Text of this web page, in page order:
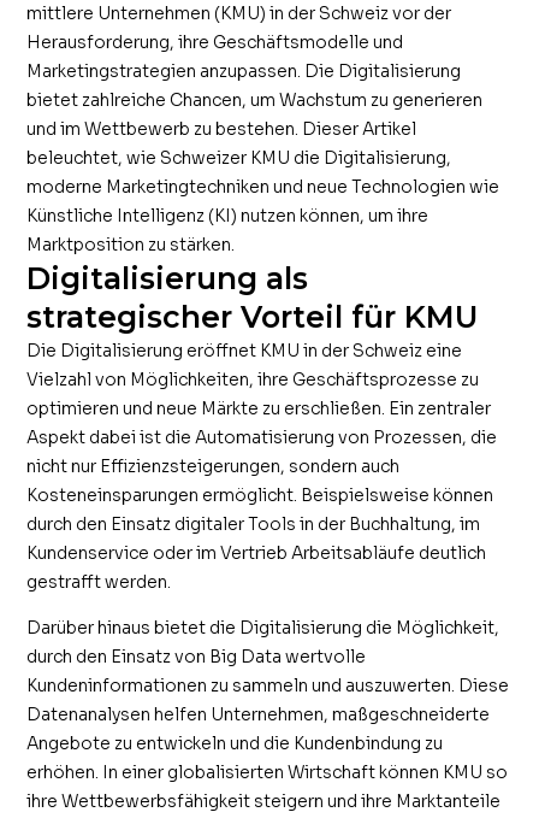
mittlere Unternehmen (KMU) in der Schweiz vor der
Herausforderung, ihre Geschäftsmodelle und
Marketingstrategien anzupassen. Die Digitalisierung
bietet zahlreiche Chancen, um Wachstum zu generieren
und im Wettbewerb zu bestehen. Dieser Artikel
beleuchtet, wie Schweizer KMU die Digitalisierung,
moderne Marketingtechniken und neue Technologien wie
Künstliche Intelligenz (KI) nutzen können, um ihre
Marktposition zu stärken.
Digitalisierung als
strategischer Vorteil für KMU
Die Digitalisierung eröffnet KMU in der Schweiz eine
Vielzahl von Möglichkeiten, ihre Geschäftsprozesse zu
optimieren und neue Märkte zu erschließen. Ein zentraler
Aspekt dabei ist die Automatisierung von Prozessen, die
nicht nur Effizienzsteigerungen, sondern auch
Kosteneinsparungen ermöglicht. Beispielsweise können
durch den Einsatz digitaler Tools in der Buchhaltung, im
Kundenservice oder im Vertrieb Arbeitsabläufe deutlich
gestrafft werden.
Darüber hinaus bietet die Digitalisierung die Möglichkeit,
durch den Einsatz von Big Data wertvolle
Kundeninformationen zu sammeln und auszuwerten. Diese
Datenanalysen helfen Unternehmen, maßgeschneiderte
Angebote zu entwickeln und die Kundenbindung zu
erhöhen. In einer globalisierten Wirtschaft können KMU so
ihre Wettbewerbsfähigkeit steigern und ihre Marktanteile